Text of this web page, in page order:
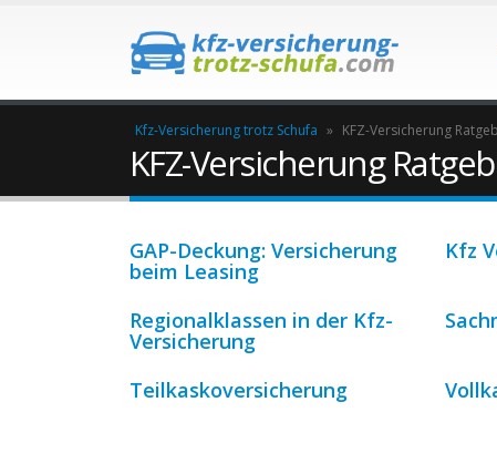
Kfz-Versicherung trotz Schufa » KFZ-Versicherung
KFZ-Versicherung
GAP-Deckung: Versicherung
beim Leasing
Kfz
Regionalklassen in der Kfz-
Versicherung
Teilkaskoversicherung